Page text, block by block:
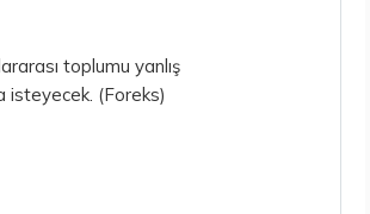
toplumu yanlış
isteyecek. (Foreks)